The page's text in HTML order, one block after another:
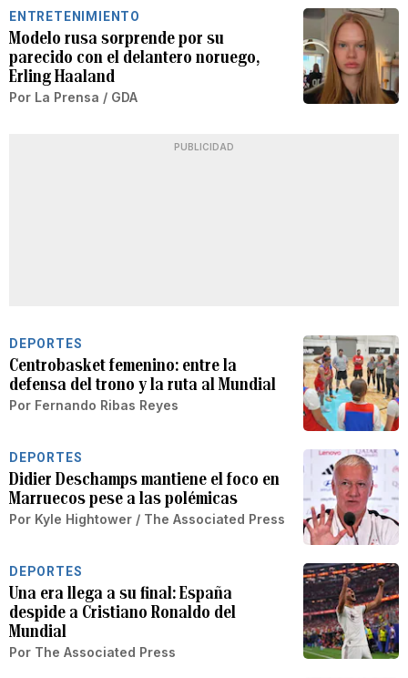
ENTRETENIMIENTO
Modelo rusa sorprende por su
parecido con el delantero noruego,
Erling Haaland
Por La Prensa / GDA
PUBLICIDAD
DEPORTES
Centrobasket femenino: entre la
defensa del trono y la ruta al Mundial
Por Fernando Ribas Reyes
DEPORTES
Didier Deschamps mantiene el foco en
Marruecos pese a las polémicas
Por Kyle Hightower / The Associated Press
DEPORTES
Una era llega a su final: España
despide a Cristiano Ronaldo del
Mundial
Por The Associated Press